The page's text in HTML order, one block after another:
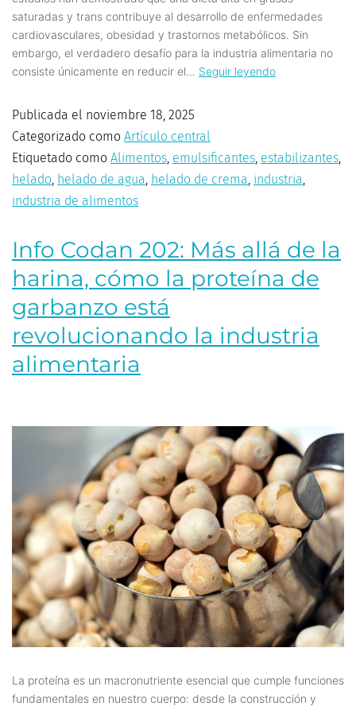
saturadas y trans contribuye al desarrollo de enfermedades
cardiovasculares, obesidad y trastornos metabólicos. Sin
embargo, el verdadero desafío para la industria alimentaria no
consiste únicamente en reducir el… Seguir leyendo
Publicada el noviembre 18, 2025
Categorizado como Artículo central
Etiquetado como Alimentos emulsificantes estabilizantes
helado helado de agua helado de crema industria
industria de alimentos
Info Codan 202: Más allá de la
harina, cómo la proteína de
garbanzo está
revolucionando la industria
alimentaria
La proteína es un macronutriente esencial que cumple funciones
fundamentales en nuestro cuerpo: desde la construcción y